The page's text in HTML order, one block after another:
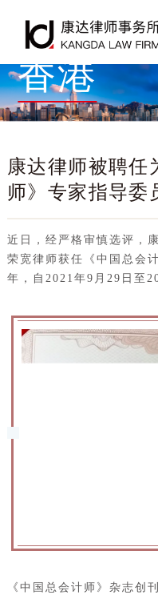
香港
康达律师被聘任
师》专家指导委
近日，经严格审慎选评，
荣宽律师获任《中国总会
年，自2021年9月29日至
《中国总会计师》杂志创